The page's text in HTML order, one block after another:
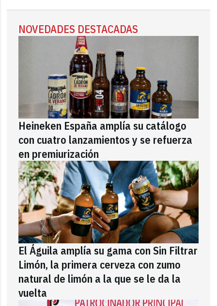
NOVEDADES DESTACADAS
Heineken España amplía su catálogo
con cuatro lanzamientos y se refuerza
en premiurización
El Águila amplía su gama con Sin Filtrar
Limón, la primera cerveza con zumo
natural de limón a la que se le da la
vuelta